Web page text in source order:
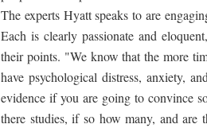
The experts Hyatt speaks to are
Each is clearly passionate and
their points. "We know that the more
have psychological distress, anxiety,
evidence if you are going to convince
there studies, if so how many, and are